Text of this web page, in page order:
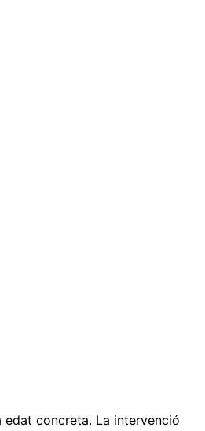
concreta. La intervenció